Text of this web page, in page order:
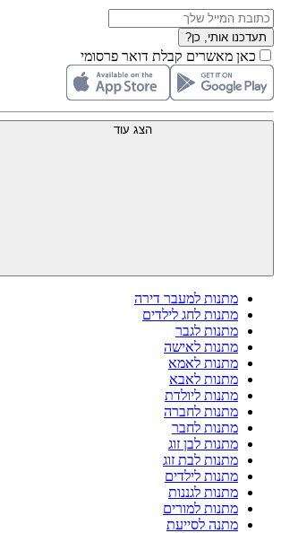
תעדכנו אותי, כן?
כאן מאשרים קבלת דואר פרסומי
הצג עוד
מתנות למעבר דירה
מתנות לחג לילדים
מתנות לגבר
מתנות לאישה
מתנות לאמא
מתנות לאבא
מתנות ליולדת
מתנות לחברה
מתנות לחבר
מתנות לבן זוג
מתנות לבת זוג
מתנות לילדים
מתנות לגננות
מתנות למורים
מתנה לסייעת